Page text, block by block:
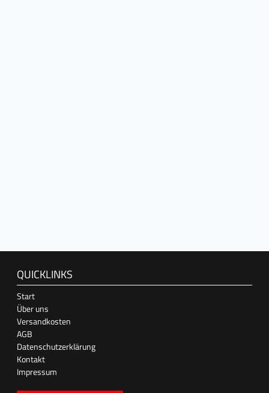
QUICKLINKS
Start
Über uns
Versandkosten
AGB
Datenschutzerklärung
Kontakt
Impressum